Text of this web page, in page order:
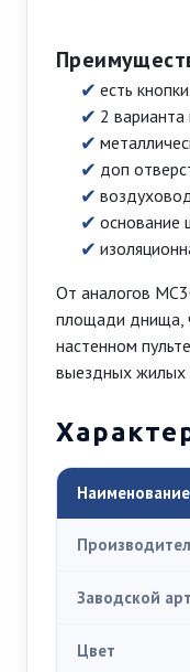
есть
2
доп
основание
От аналогов
площади днища,
настенном
выездных жилых
Наименование
Заводской
Цвет